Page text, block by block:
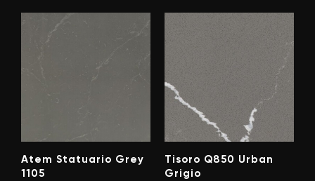
Atem Statuario Grey
1105
Tisoro Q850 Urban
Grigio